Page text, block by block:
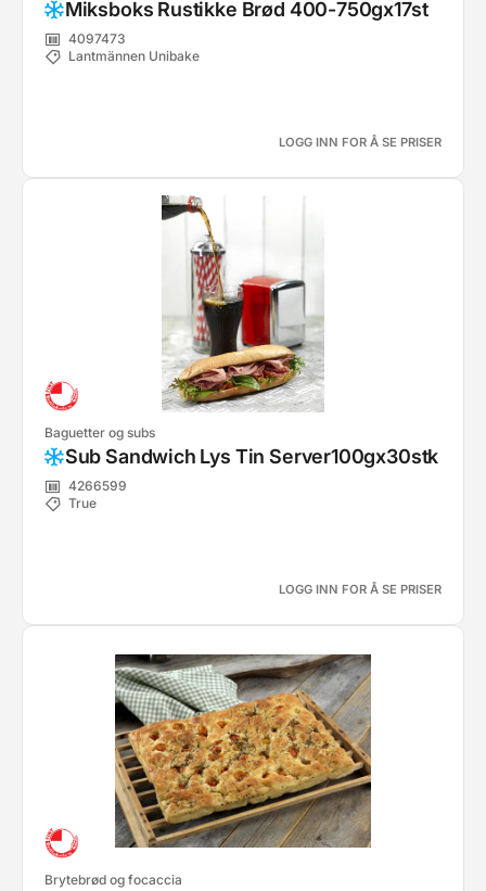
Miksboks Rustikke Brød 400-750gx17st
4097473
Lantmännen Unibake
LOGG INN FOR Å SE PRISER
Baguetter og subs
Sub Sandwich Lys Tin Server100gx30stk
4266599
True
LOGG INN FOR Å SE PRISER
Brytebrød og focaccia